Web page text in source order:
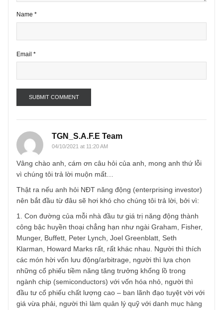
Name*
TGN_S.A.F.E Team
04/10/2021 at 11:20 AM
Vâng chào anh, cám ơn câu hỏi của anh, mong anh thứ
vì chúng tôi trả lời muộn mất…
Thật ra nếu anh hỏi NĐT năng động (enterprising
nên bắt đầu từ đâu sẽ hơi khó cho chúng tôi trả lời, bởi vì:
1. Con đường của mỗi nhà đầu tư giá trị năng động thành